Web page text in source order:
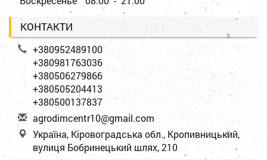
КОНТАКТИ
+380952489100
+380981763036
+380506279866
+380505204413
+380500137837
agrodimcentr10@gmail.com
Україна, Кіровоградська обл., Кропивницький,
вулиця Бобринецький шлях, 210